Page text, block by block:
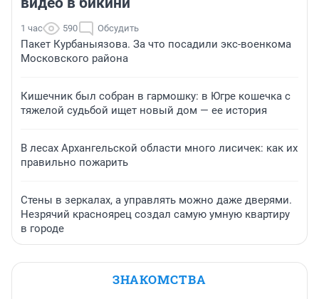
1 час 590 Обсудить
Пакет Курбаныязова. За что посадили экс-военкома
Московского района
Кишечник был собран в гармошку: в Югре кошечка с
тяжелой судьбой ищет новый дом — ее история
В лесах Архангельской области много лисичек: как их
правильно пожарить
Стены в зеркалах, а управлять можно даже дверями.
Незрячий красноярец создал самую умную квартиру
в городе
ЗНАКОМСТВА